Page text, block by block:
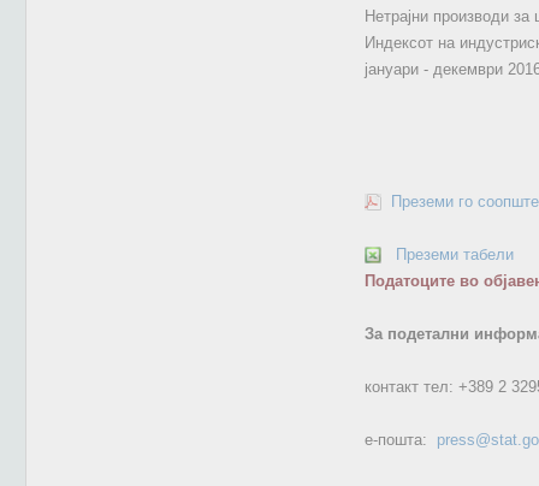
Нетрајни производи
Индексот на
јануари - декември
Преземи го
Преземи табели
Податоците во
За подетални
контакт тел: +389 2
е-пошта: